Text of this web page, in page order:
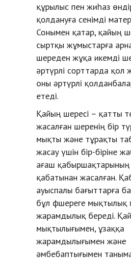
құрылыс пен жиһаз
қолдануға сенімді
Сонымен қатар, қайың
сыртқы жұмыстарға
шереден жұқа икемді
әртүрлі сорттарда қол
оны әртүрлі
етеді.
Қайың шересі – қатты
жасалған шеренің бір
мықты және тұрақты
жасау үшін бір-біріне
ағаш қабыршақтарының
қабатынан жасалған.
ауыспалы бағыттарға
бұл фшереге мықтылық
жарамдылық береді.
мықтылығымен, ұзаққа
жарамдылығымен және
әмбебаптығымен